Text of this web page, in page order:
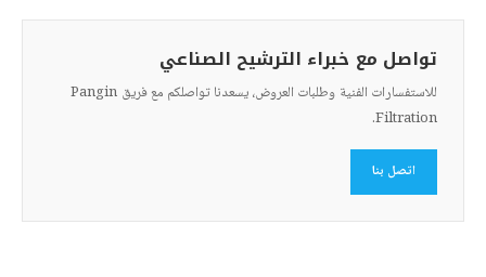
تواصل مع خبراء الترشيح الصناعي
للاستفسارات الفنية وطلبات العروض، يسعدنا تواصلكم مع فريق Pangin
Filtration.
اتصل بنا